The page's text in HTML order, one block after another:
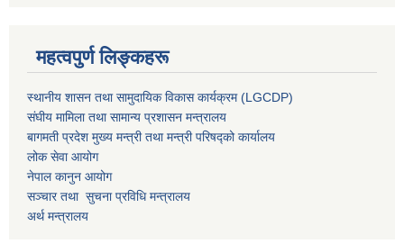
महत्वपुर्ण लिङ्कहरू
स्थानीय शासन तथा सामुदायिक विकास कार्यक्रम (LGCDP)
संघीय मामिला तथा सामान्य प्रशासन मन्त्रालय
बागमती प्रदेश मुख्य मन्त्री तथा मन्त्री परिषद्को कार्यालय
लोक सेवा आयोग
नेपाल कानुन आयोग
सञ्चार तथा सुचना प्रविधि मन्त्रालय
अर्थ मन्त्रालय